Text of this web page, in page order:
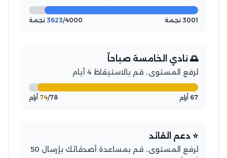
3001 نجمة 3623/4000 نجمة
🌅 نادي الخامسة صباحاً
لرفع المستوى.. قم بالاستيقاظ 4 أيام
67 أيام 74/78 أيام
⭐ دعم القائد
لرفع المستوى.. قم بمساعدة أصدقائك بإرسال 50